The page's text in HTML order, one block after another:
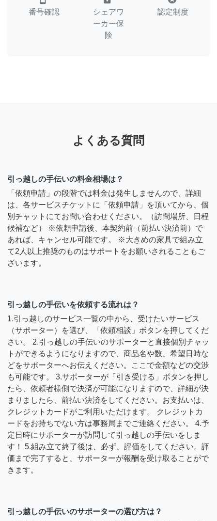
番号確認
シェアワ
ーカー保
険
認定制度
よくある質問
引っ越しの手伝いの料金相場は？
「依頼申請」の段階では料金は発生しませんので、詳細
は、各サービスチケットに「依頼申請」を頂いてから、個
別チャットにてお問い合わせください。（訪問場所、日程
候補など） ※依頼申請後、本契約前（前払い決済前）で
あれば、キャンセル可能です。 ※大きめの家具で組み立
て2人以上推奨のものはサポートをお願いされることもご
ざいます。
引っ越しの手伝いを依頼する流れは？
1.引っ越しのサービス一覧の中から、受けたいサービス
（サポーター）を選び、「依頼相談」ボタンを押してくだ
さい。 2.引っ越しの手伝いのサポーターと直接個別チャッ
トができるようになりますので、商品名や数、希望日時な
どをサポーターへお伝えください。ここで金額などの交渉
も可能です。 3.サポーターが「引き受ける」ボタンを押し
たら、依頼者様側で決済が可能になりますので、詳細が決
まりましたら、前払い決済をしてください。お支払いは、
クレジットカードがご利用いただけます。 クレジットカ
ードをお持ちでない方は事務局までご連絡ください。 4.予
定日時にサポーターが訪問して引っ越しの手伝いをしま
す！ 5.組み立て終了後は、必ず、評価をしてください。評
価まで完了すると、サポーターが報酬を受け取ることがで
きます。
引っ越しの手伝いのサポーターの選び方は？